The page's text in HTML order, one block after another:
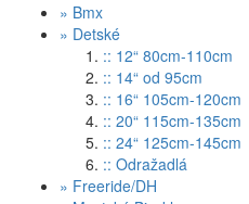
» Bmx
» Detské
:: 12“ 80cm-110cm
:: 14“ od 95cm
:: 16“ 105cm-120cm
:: 20“ 115cm-135cm
:: 24“ 125cm-145cm
:: Odražadlá
» Freeride/DH